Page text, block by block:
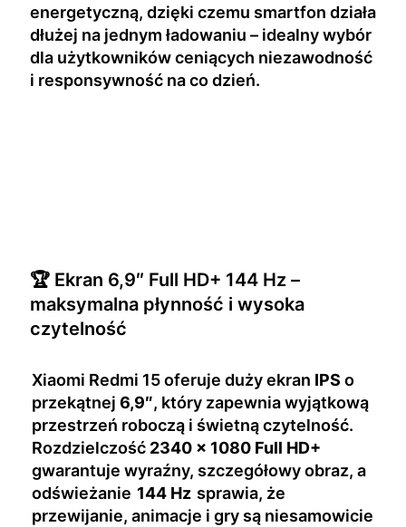
energetyczną, dzięki czemu smartfon działa
dłużej na jednym ładowaniu – idealny wybór
dla użytkowników ceniących niezawodność
i responsywność na co dzień.
🏆 Ekran 6,9″ Full HD+ 144 Hz –
maksymalna płynność i wysoka
czytelność
Xiaomi Redmi 15 oferuje duży ekran IPS o
przekątnej 6,9″, który zapewnia wyjątkową
przestrzeń roboczą i świetną czytelność.
Rozdzielczość 2340 × 1080 Full HD+
gwarantuje wyraźny, szczegółowy obraz, a
odświeżanie 144 Hz sprawia, że
przewijanie, animacje i gry są niesamowicie